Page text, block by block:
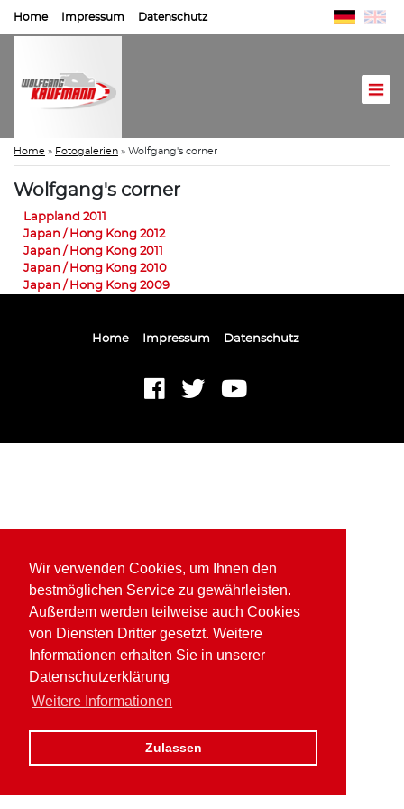
Wir verwenden Cookies, um Ihnen den
bestmöglichen Service zu gewährleisten.
Außerdem werden teilweise auch Cookies
von Diensten Dritter gesetzt. Weitere
Informationen erhalten Sie in unserer
Datenschutzerklärung
Weitere Informationen
Zulassen
Home Impressum Datenschutz
Home » Fotogalerien » Wolfgang's corner
Wolfgang's corner
Lappland 2011
Japan / Hong Kong 2012
Japan / Hong Kong 2011
Japan / Hong Kong 2010
Japan / Hong Kong 2009
Home Impressum Datenschutz